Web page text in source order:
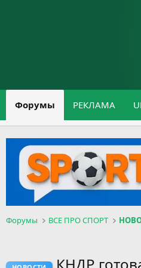
Форумы РЕКЛАМА
Форумы ВСЕ ПРО СПОРТ